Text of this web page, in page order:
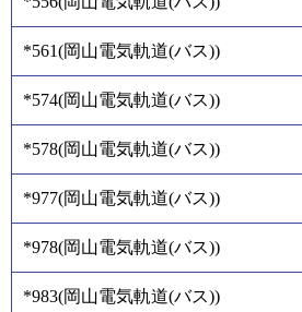
*561(岡山電気軌道(バス))
*574(岡山電気軌道(バス))
*578(岡山電気軌道(バス))
*977(岡山電気軌道(バス))
*978(岡山電気軌道(バス))
*983(岡山電気軌道(バス))